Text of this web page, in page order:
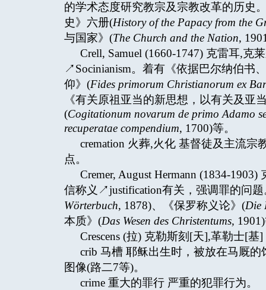
的学术态度研究教宗及宗教改革的历史
史》六册(History of the Papacy from the
与国家》(The Church and the Nation,
Crell, Samuel (1660-1747) 克雷耳,
↗Socinianism。着有《依据巴尔纳伯书
仰》(Fides primorum Christianorum ex
《有关原祖亚当的新思想，以有关及
(Cogitationum novarum de primo Adamo
recuperatae compendium, 1700)等。
cremation 火葬,火化 基督徒及主流
点。
Cremer, August Hermann (1834-
信称义↗justification有关，强调罪的问
Wörterbuch, 1878)、《保罗称义论》(Die
本质》(Das Wesen des Christentums,
Crescens (拉) 克勒斯刻[天],革勒士[基
crib 马槽 耶稣出生时，被放在马厩
图像(路二7等)。
crime 重大的罪行 严重的犯罪行为。